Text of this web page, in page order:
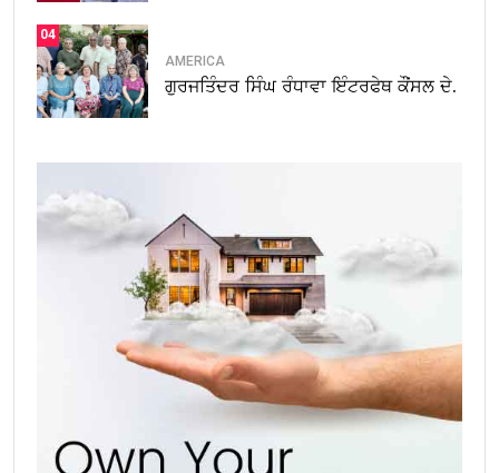
04
AMERICA
ਗੁਰਜਤਿੰਦਰ ਸਿੰਘ ਰੰਧਾਵਾ ਇੰਟਰਫੇਥ ਕੌਂਸਲ ਦੇ.